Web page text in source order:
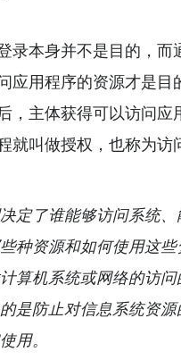
录本身并不是目的，而
应用程序的资源才是目
，主体获得可以访问应
就叫做授权，也称为访
定了谁能够访问系统、
种资源和如何使用这些
算机系统或网络的访问
是防止对信息系统资
用。